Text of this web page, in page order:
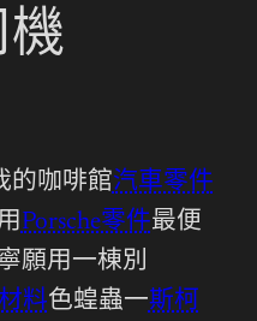
機
的咖啡館汽車零件
Porsche零件最便
願用一棟別
料色蝗蟲一斯柯